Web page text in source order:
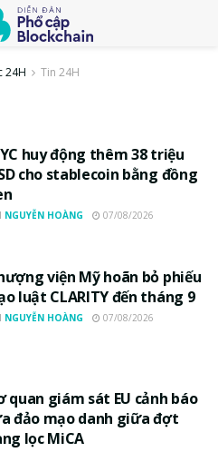
24H Tin 24H
huy động thêm 38 triệu
cho stablecoin bằng đồng
NGUYỄN HOÀNG 07/08/2026
viện Mỹ hoãn bỏ phiếu
luật CLARITY đến tháng 9
NGUYỄN HOÀNG 07/08/2026
quan giám sát EU cảnh báo
đảo mạo danh giữa đợt
lọc MiCA